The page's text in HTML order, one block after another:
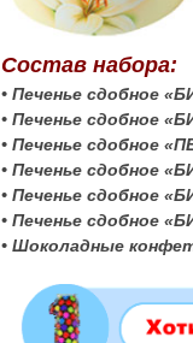
Состав набора:
• Печенье сдобное
• Печенье сдобное
• Печенье сдобное
• Печенье сдобное
• Печенье сдобное
• Печенье сдобное
• Шоколадные